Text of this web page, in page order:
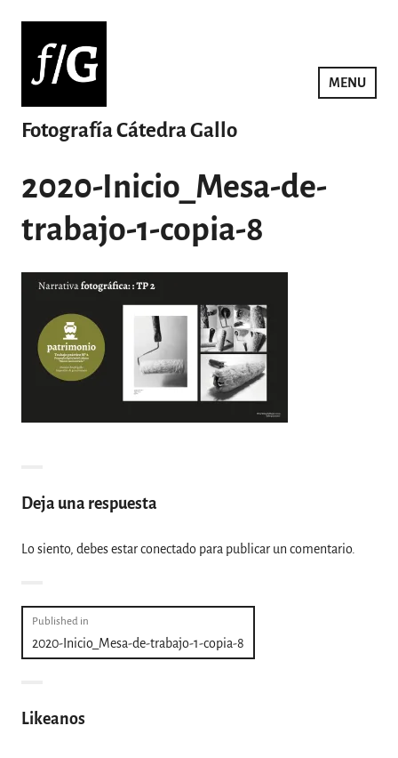
contenido
Fotografía Cátedra Gallo
MENU
2020-Inicio_Mesa-de-
trabajo-1-copia-8
Deja una respuesta
Lo siento, debes estarconectado para publicar un comentario.
Navegación
de
Published in
2020-Inicio_Mesa-de-trabajo-1-copia-8
Likeanos